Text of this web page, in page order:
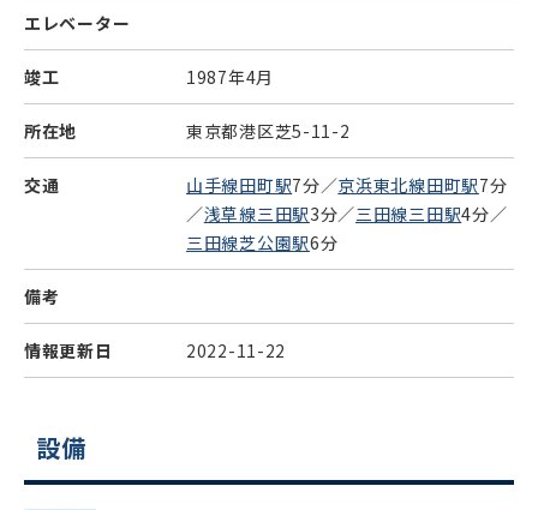
エレベーター
竣工 1987年4月
所在地 東京都港区芝5-11-2
交通 山手線田町駅7分／京浜東北線田町駅7分
／浅草線三田駅3分／三田線三田駅4分／
三田線芝公園駅6分
備考
情報更新日 2022-11-22
設備